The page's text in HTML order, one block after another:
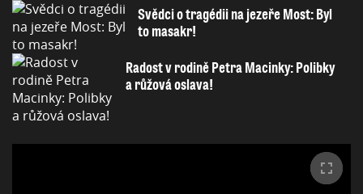
Svědci o tragédii na jezeře Most: Byl
to masakr!
Radost v rodině Petra Macinky: Polibky
a růžová oslava!